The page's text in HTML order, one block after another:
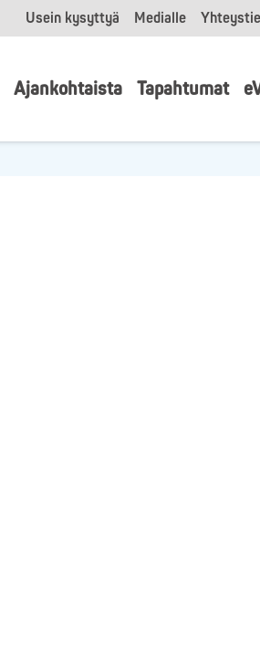
Usein kysyttyä Medialle
Ajankohtaista Tapahtumat